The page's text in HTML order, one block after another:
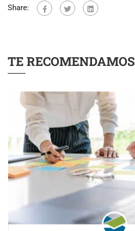
Share:
TE RECOMENDAMOS